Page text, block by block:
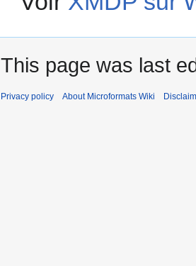
This page was last
Privacy policy About Microformats Wiki